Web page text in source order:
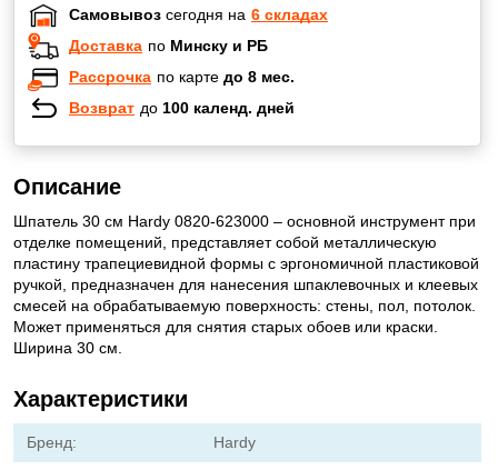
Самовывоз сегодня на 6 складах
Доставка по Минску и РБ
Рассрочка по карте до 8 мес.
Возврат до 100 календ. дней
Описание
Шпатель 30 см Hardy 0820-623000 – основной инструмент при
отделке помещений, представляет собой металлическую
пластину трапециевидной формы с эргономичной пластиковой
ручкой, предназначен для нанесения шпаклевочных и клеевых
смесей на обрабатываемую поверхность: стены, пол, потолок.
Может применяться для снятия старых обоев или краски.
Ширина 30 см.
Характеристики
Бренд: Hardy